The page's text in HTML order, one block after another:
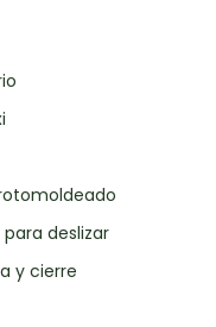
deslizar
y cierre